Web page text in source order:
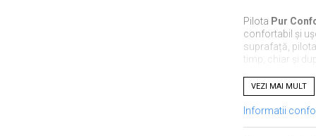
Pilota Pur
confortabil și
suprafață,
timp, chiar și
VEZI MAI MULT
Informatii